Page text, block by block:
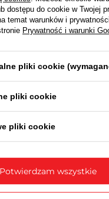
czarna
stal nierdzewna
na ścieranie
złota
metodą PVD
motylkowe
dostępu do cookie w Twojej
temat warunków i
Prywatność i warunki
pliki cookie
pliki cookie
pliki cookie
Potwierdzam wszystkie